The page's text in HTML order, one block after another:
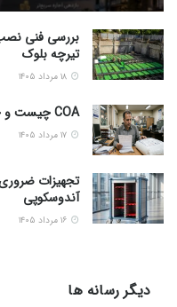
بررسی فنی
تیرچه بلوک
COA چیست و چرا بدون آن نباید ماده شیمیایی خرید؟
تجهیزات
آندوسکوپی
دیگر رسانه ها